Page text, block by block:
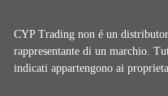
CYP Trading non é un
rappresentante di un marchio.
indicati appartengono ai